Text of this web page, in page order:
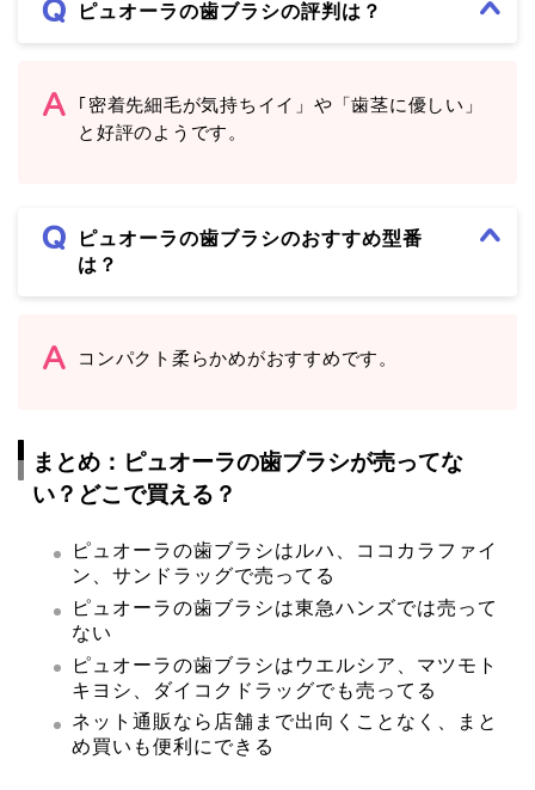
ピュオーラの歯ブラシの評判は？
｢密着先細毛が気持ちイイ」や「歯茎に優しい」
と好評のようです。
ピュオーラの歯ブラシのおすすめ型番
は？
コンパクト柔らかめがおすすめです。
まとめ：ピュオーラの歯ブラシが売ってな
い？どこで買える？
ピュオーラの歯ブラシはルハ、ココカラファイ
ン、サンドラッグで売ってる
ピュオーラの歯ブラシは東急ハンズでは売って
ない
ピュオーラの歯ブラシはウエルシア、マツモト
キヨシ、ダイコクドラッグでも売ってる
ネット通販なら店舗まで出向くことなく、まと
め買いも便利にできる